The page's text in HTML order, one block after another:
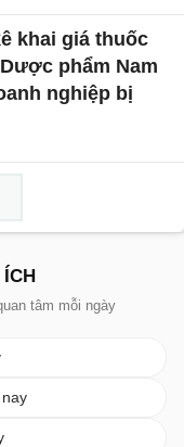
khai giá thuốc
phẩm Nam
nghiệp bị
tâm mỗi ngày